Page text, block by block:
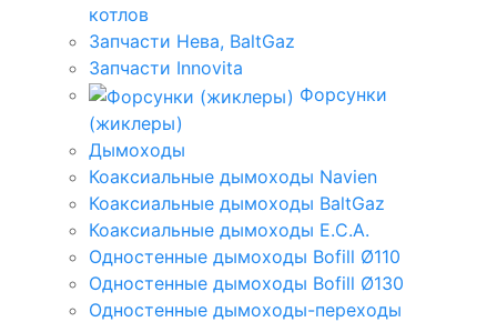
котлов
Запчасти Нева, BaltGaz
Запчасти Innovita
Форсунки
(жиклеры)
Дымоходы
Коаксиальные дымоходы Navien
Коаксиальные дымоходы BaltGaz
Коаксиальные дымоходы E.C.A.
Одностенные дымоходы Bofill Ø110
Одностенные дымоходы Bofill Ø130
Одностенные дымоходы-переходы